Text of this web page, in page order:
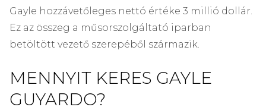
Gayle hozzávetőleges nettó értéke 3 millió dollár.
Ez az összeg a műsorszolgáltató iparban
betöltött vezető szerepéből származik.
MENNYIT KERES GAYLE
GUYARDO?